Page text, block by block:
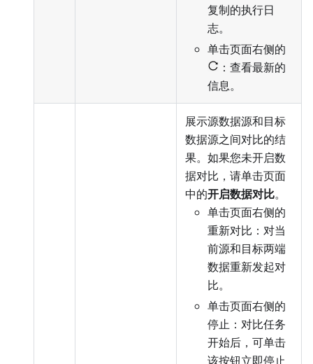
复制的执行日
志。
单击页面右侧的
：查看最新的
信息。
展示源数据源和目标
数据源之间对比的结
果。如果您未开启数
据对比，请单击页面
中的开启数据对比。
单击页面右侧的
重新对比：对当
前源和目标两端
数据重新发起对
比。
单击页面右侧的
停止：对比任务
开始后，可单击
该按钮立即停止